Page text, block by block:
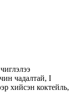
чадалтай, I
хийсэн коктейль,